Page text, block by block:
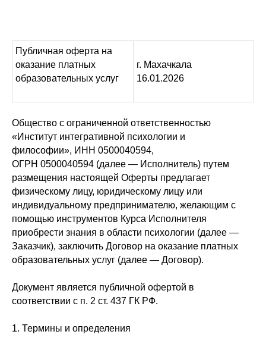
Публичная оферта на
оказание платных
образовательных услуг
г. Махачкала
16.01.2026
Общество с ограниченной ответственностью
«Институт интегративной психологии и
философии», ИНН 0500040594,
ОГРН 0500040594 (далее — Исполнитель) путем
размещения настоящей Оферты предлагает
физическому лицу, юридическому лицу или
индивидуальному предпринимателю, желающим с
помощью инструментов Курса Исполнителя
приобрести знания в области психологии (далее —
Заказчик), заключить Договор на оказание платных
образовательных услуг (далее — Договор).
Документ является публичной офертой в
соответствии с п. 2 ст. 437 ГК РФ.
1. Термины и определения